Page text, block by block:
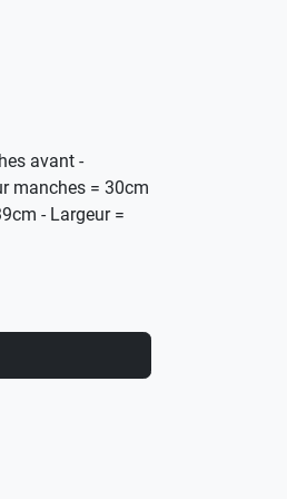
avant -
manches = 30cm
- Largeur =